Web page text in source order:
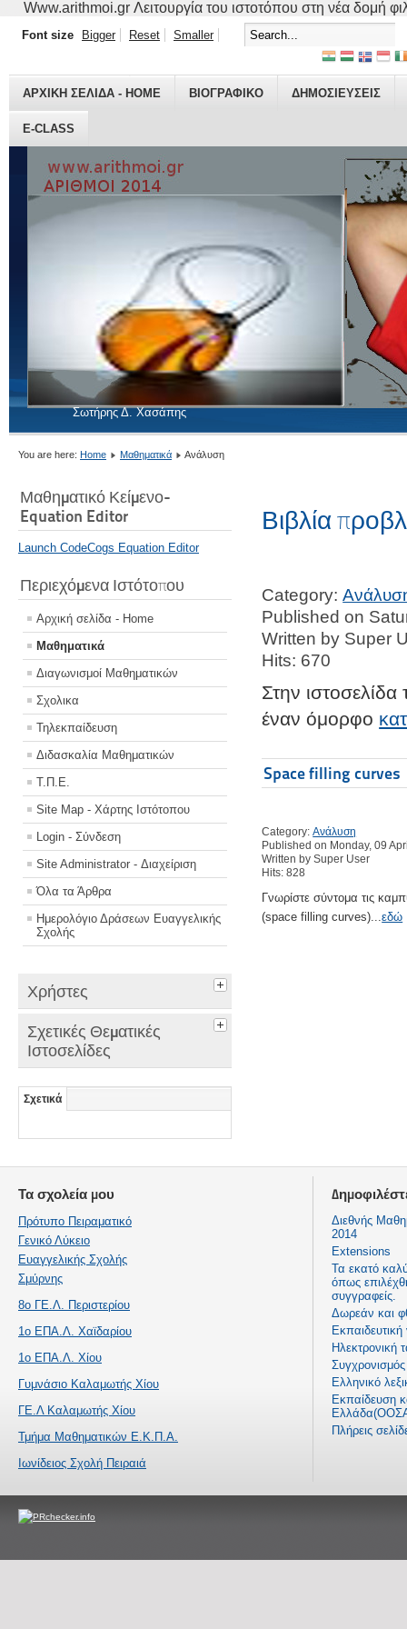
Www.arithmoi.gr Λειτουργία του ιστοτόπου στη νέα δομή
Σωτήρης Δ. Χασάπης
ΑΡΧΙΚΗ ΣΕΛΙΔΑ - HOME ΒΙΟΓΡΑΦΙΚO ΔΗΜΟΣΙΕΥΣΕΙΣ
E-CLASS
Font size Bigger Reset Smaller
You are here: Home Μαθηματικά Ανάλυση
Μαθηματικό Κείμενο-
Equation Editor
Launch CodeCogs Equation Editor
Περιεχόμενα Ιστότοπου
Αρχική σελίδα - Home
Μαθηματικά
Διαγωνισμοί Μαθηματικών
Σχολικα
Τηλεκπαίδευση
Διδασκαλία Μαθηματικών
Τ.Π.Ε.
Site Map - Χάρτης Ιστότοπου
Login - Σύνδεση
Site Administrator - Διαχείριση
Όλα τα Άρθρα
Ημερολόγιο Δράσεων Ευαγγελικής
Σχολής
Χρήστες
Σχετικές Θεματικές
Ιστοσελίδες
Σχετικά
Βιβλία
Category:
Published on
Written by Super
Hits: 670
Στην
έναν όμορφο
Space filling curves
Category:Ανάλυση
Published on Monday, 09
Written by Super User
Hits: 828
Γνωρίστε σύντομα τις
(space filling curves)...εδώ
Τα σχολεία μου
Πρότυπο Πειραματικό
Γενικό Λύκειο
Ευαγγελικής Σχολής
Σμύρνης
8ο ΓΕ.Λ. Περιστερίου
1ο ΕΠΑ.Λ. Χαϊδαρίου
1ο ΕΠΑ.Λ. Χίου
Γυμνάσιο Καλαμωτής Χίου
ΓΕ.Λ Καλαμωτής Χίου
Τμήμα Μαθηματικών Ε.Κ.Π.Α.
Ιωνίδειος Σχολή Πειραιά
Διεθνής
2014
Extensions
Τα εκατό
όπως
συγγραφείς.
Δωρεάν και
Ηλεκτρονική
Ελληνικό
Εκπαίδευση
Πλήρεις